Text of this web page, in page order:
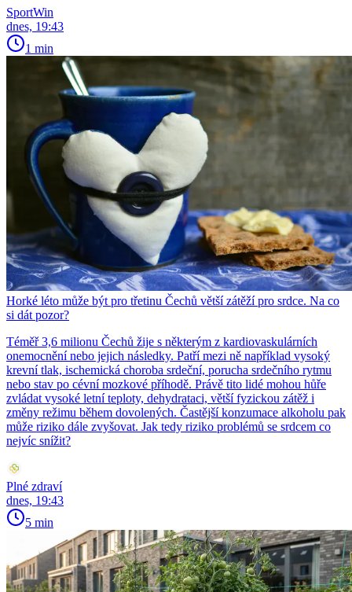
SportWin
dnes, 19:43
1 min
Horké léto může být pro třetinu Čechů větší zátěží pro srdce. Na co
si dát pozor?
Téměř 3,6 milionu Čechů žije s některým z kardiovaskulárních
onemocnění nebo jejich následky. Patří mezi ně například vysoký
krevní tlak, ischemická choroba srdeční, porucha srdečního rytmu
nebo stav po cévní mozkové příhodě. Právě tito lidé mohou hůře
zvládat vysoké letní teploty, dehydrataci, větší fyzickou zátěž i
změny režimu během dovolených. Častější konzumace alkoholu pak
může riziko dále zvyšovat. Jak tedy riziko problémů se srdcem co
nejvíc snížit?
Plné zdraví
dnes, 19:43
5 min